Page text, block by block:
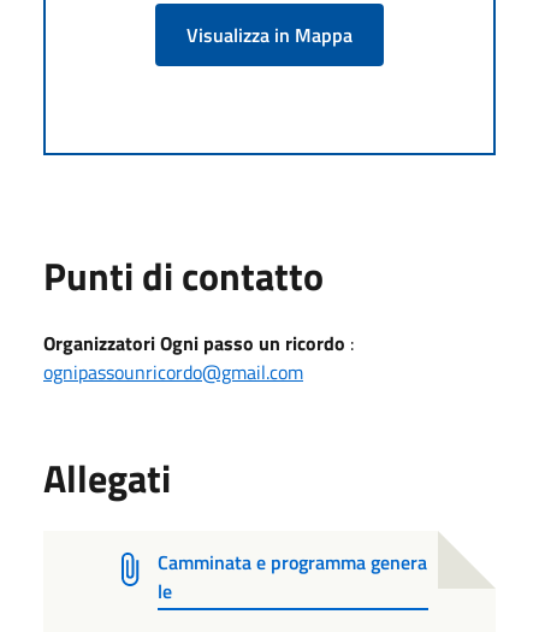
Visualizza in Mappa
Punti di contatto
Organizzatori Ogni passo un ricordo :
ognipassounricordo@gmail.com
Allegati
Camminata e programma genera
le